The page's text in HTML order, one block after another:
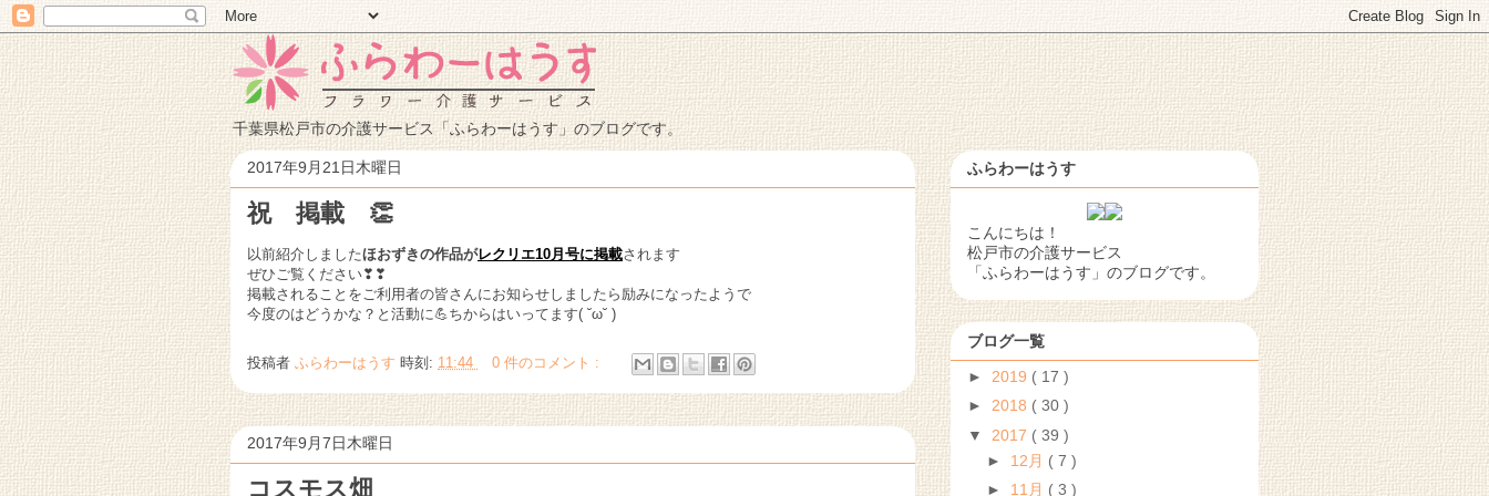
千葉県松戸市の介護サービス「ふらわーはうす」のブログです。
2017年9月21日木曜日
祝 掲載 👏
以前紹介しましたほおずきの作品がレクリエ10月号に掲載されます
ぜひご覧ください❣❣
掲載されることをご利用者の皆さんにお知らせしましたら励みになったようで
今度のはどうかな？と活動に💪ちからはいってます( ˘ω˘ )
投稿者 ふらわーはうす 時刻: 11:44 0 件のコメント :
2017年9月7日木曜日
コスモス畑
ふらわーはうす
こんにちは！
松戸市の介護サービス
「ふらわーはうす」のブログです。
ブログ一覧
► 2019 ( 17 )
► 2018 ( 30 )
▼ 2017 ( 39 )
► 12月 ( 7 )
► 11月 ( 3 )